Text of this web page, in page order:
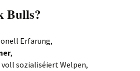
Bulls?
Erfarung,
,
sozialiséiert Welpen,